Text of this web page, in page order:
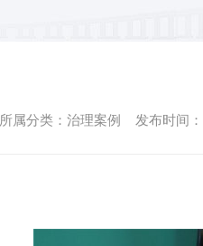
所属分类：治理案例 发布时间